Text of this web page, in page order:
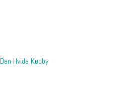
​Den Hvide Kødby